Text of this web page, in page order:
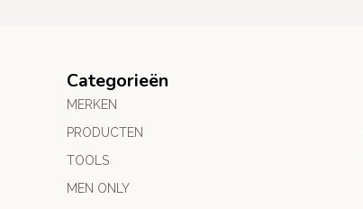
Categorieën
MERKEN
PRODUCTEN
TOOLS
MEN ONLY